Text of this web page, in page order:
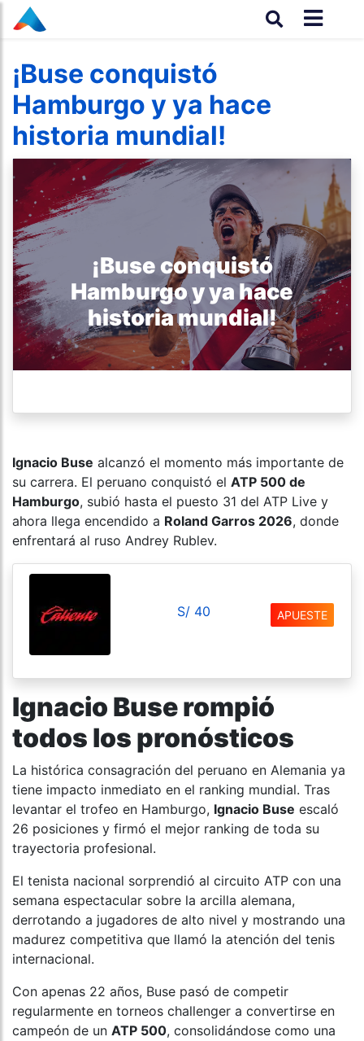
¡Buse conquistó
Hamburgo y ya hace
historia mundial!
¡Buse conquistó
Hamburgo y ya hace
historia mundial!
Ignacio Buse alcanzó el momento más importante de
su carrera. El peruano conquistó el ATP 500 de
Hamburgo, subió hasta el puesto 31 del ATP Live y
ahora llega encendido a Roland Garros 2026, donde
enfrentará al ruso Andrey Rublev.
S/ 40 APUESTE
Ignacio Buse rompió
todos los pronósticos
La histórica consagración del peruano en Alemania ya
tiene impacto inmediato en el ranking mundial. Tras
levantar el trofeo en Hamburgo, Ignacio Buse escaló
26 posiciones y firmó el mejor ranking de toda su
trayectoria profesional.
El tenista nacional sorprendió al circuito ATP con una
semana espectacular sobre la arcilla alemana,
derrotando a jugadores de alto nivel y mostrando una
madurez competitiva que llamó la atención del tenis
internacional.
Con apenas 22 años, Buse pasó de competir
regularmente en torneos challenger a convertirse en
campeón de un ATP 500, consolidándose como una